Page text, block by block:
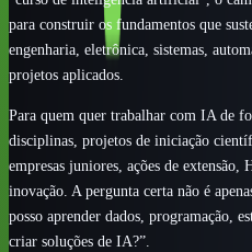
para construir os fundamentos que
engenharia, eletrônica, sistemas,
projetos aplicados.
Para quem quer trabalhar com IA de
disciplinas, projetos de iniciação
empresas juniores, ações de
inovação. A pergunta certa não é
posso aprender dados, programação,
criar soluções de IA?”.